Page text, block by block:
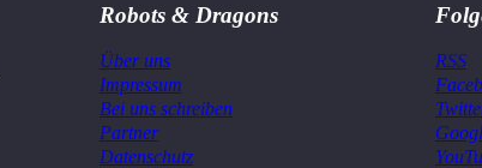
Robots & Dragons
Über uns
Impressum
Bei uns schreiben
Partner
Datenschutz
RSS